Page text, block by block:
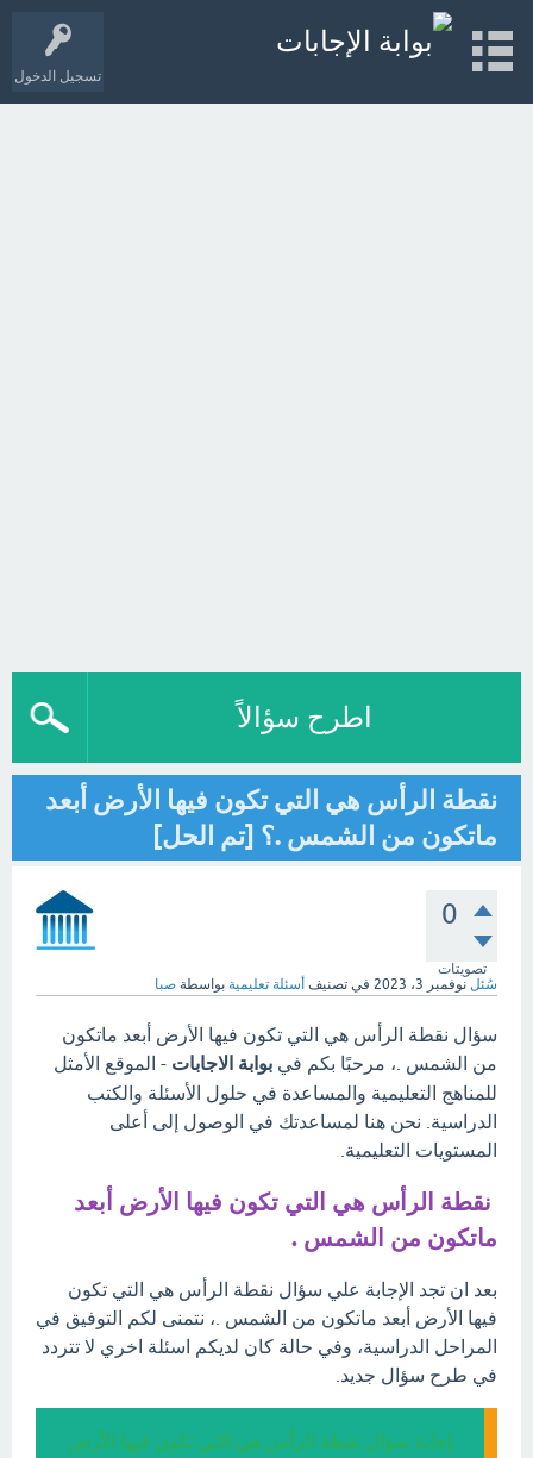
تسجيل الدخول
اطرح سؤالاً
نقطة الرأس هي التي تكون فيها الأرض أبعد
ماتكون من الشمس .؟ [تم الحل]
0
تصويتات
سُئل نوفمبر 3، 2023 في تصنيف أسئلة تعليمية بواسطة صبا
سؤال نقطة الرأس هي التي تكون فيها الأرض أبعد ماتكون
من الشمس .، مرحبًا بكم في بوابة الاجابات - الموقع الأمثل
للمناهج التعليمية والمساعدة في حلول الأسئلة والكتب
الدراسية. نحن هنا لمساعدتك في الوصول إلى أعلى
المستويات التعليمية.
نقطة الرأس هي التي تكون فيها الأرض أبعد
ماتكون من الشمس .
بعد ان تجد الإجابة علي سؤال نقطة الرأس هي التي تكون
فيها الأرض أبعد ماتكون من الشمس .، نتمنى لكم التوفيق في
المراحل الدراسية، وفي حالة كان لديكم اسئلة اخري لا تتردد
في طرح سؤال جديد.
إجابة سؤال نقطة الرأس هي التي تكون فيها الأرض